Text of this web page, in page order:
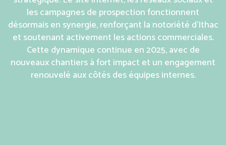
les campagnes de prospection fonctionnent
désormais en synergie, renforçant la notoriété d’Ithac
et soutenant activement les actions commerciales.
Cette dynamique continue en 2025, avec de
nouveaux chantiers à fort impact et un engagement
renouvelé aux côtés des équipes internes.